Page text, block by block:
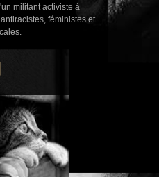
militant activiste à
féministes et